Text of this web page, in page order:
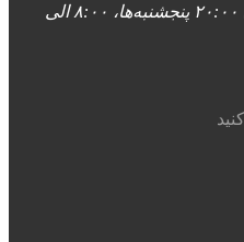
شنبه تا چهارشنبه، ۸:۰۰ الی ۲۰:۰۰ پنجشنبه‌ها، ۸:۰۰ الی